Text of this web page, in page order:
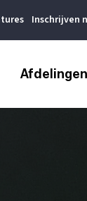
Inschrijven
Afdelingen